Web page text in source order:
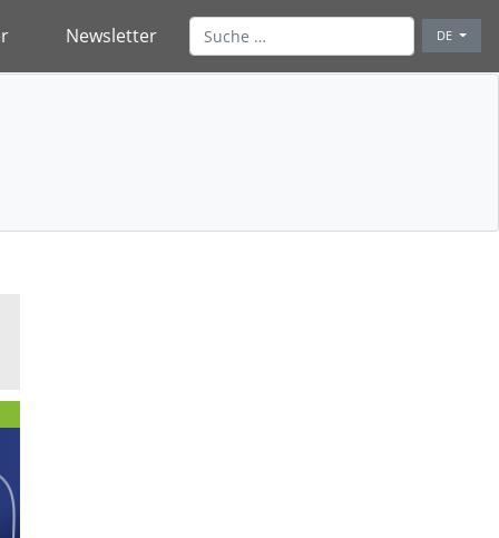
Newsletter DE